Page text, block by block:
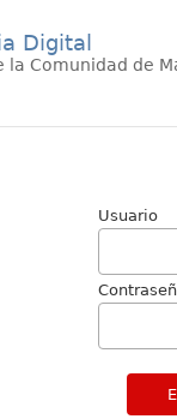
Digital
la Comunidad de
Usuario